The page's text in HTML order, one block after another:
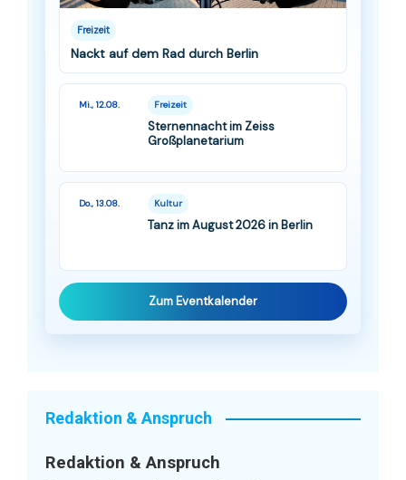
Freizeit
Nackt auf dem Rad durch Berlin
Mi., 12.08. Freizeit
Sternennacht im Zeiss
Großplanetarium
Do., 13.08. Kultur
Tanz im August 2026 in Berlin
Zum Eventkalender
Redaktion & Anspruch
Redaktion & Anspruch